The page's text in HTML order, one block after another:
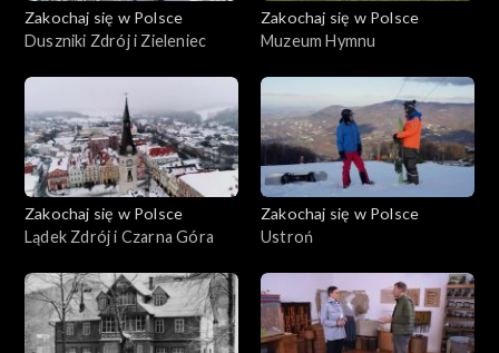
Zakochaj się w Polsce
Duszniki Zdrój i Zieleniec
Zakochaj się w Polsce
Muzeum Hymnu
Zakochaj się w Polsce
Lądek Zdrój i Czarna Góra
Zakochaj się w Polsce
Ustroń